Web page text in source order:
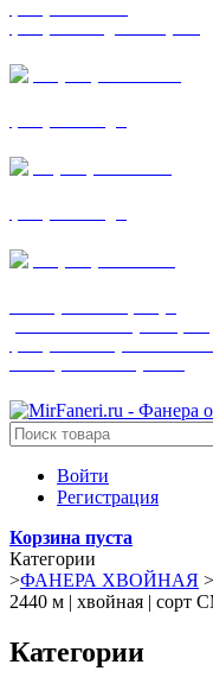
Войти
Регистрация
Корзина пуста
Категории
>ФАНЕРА ХВОЙНАЯ >
2440 м | хвойная |
Категории